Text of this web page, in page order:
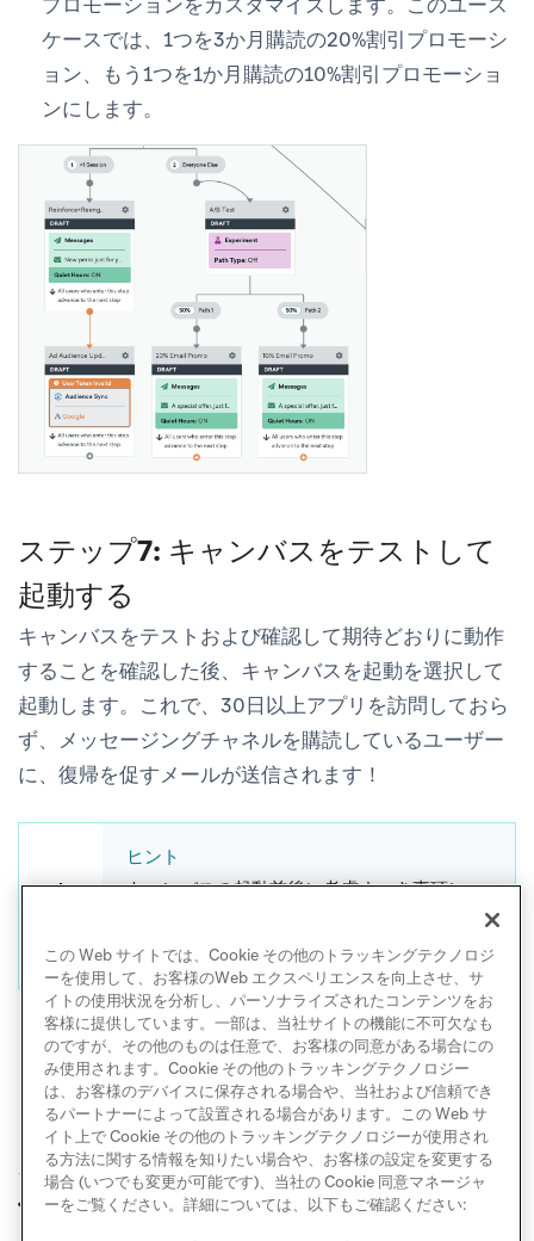
ケースでは、1つを3か月購読の20%割引プロモーシ
ョン、もう1つを1か月購読の10%割引プロモーショ
ンにします。
ステップ7: キャンバスをテストして
起動する
キャンバスをテストおよび確認して期待どおりに動作
することを確認した後、 キャンバスを起動を選択して
起動します。これで、30日以上アプリを訪問しておら
ず、メッセージングチャネルを購読しているユーザー
に、復帰を促すメールが送信されます！
ヒント
キャンバスの起動前後に考慮すべき事項につ
ください。
前へ 機能導入 次へ オンボーディング
この Web サイトでは、Cookie その他のトラッキングテクノロジ
ーを使用して、お客様のWeb エクスペリエンスを向上させ、サ
イトの使用状況を分析し、パーソナライズされたコンテンツをお
客様に提供しています。一部は、当社サイトの機能に不可欠なも
のですが、その他のものは任意で、お客様の同意がある場合にの
み使用されます。Cookie その他のトラッキングテクノロジー
は、お客様のデバイスに保存される場合や、当社および信頼でき
るパートナーによって設置される場合があります。この Web サ
イト上で Cookie その他のトラッキングテクノロジーが使用され
る方法に関する情報を知りたい場合や、お客様の設定を変更する
場合 (いつでも変更が可能です)、当社の Cookie 同意マネージャ
ーをご覧ください。詳細については、以下もご確認ください: